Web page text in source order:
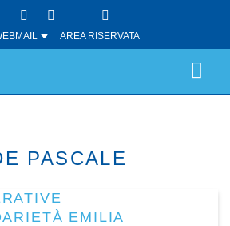
AREA RISERVATA
PASCALE
EMILIA